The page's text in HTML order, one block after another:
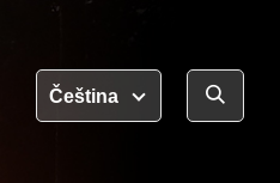
Čeština